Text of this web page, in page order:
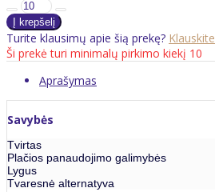
Turite klausimų apie šią prekę? Klauskite
Ši prekė turi minimalų pirkimo kiekį 10
Aprašymas
Savybės
Tvirtas
Plačios panaudojimo galimybės
Lygus
Tvaresnė alternatyva